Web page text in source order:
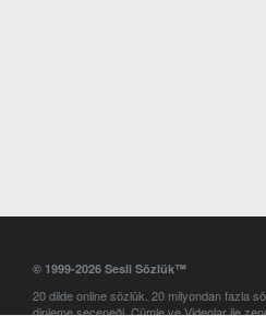
© 1999-2026 Sesli Sözlük™
20 dilde online sözlük. 20 milyondan fazla
dinleme seçeneği. Cümle ve Videolar ile